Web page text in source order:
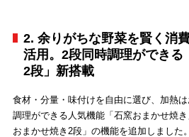
2. 余りがちな野菜を賢く消
活用。2段同時調理ができる
2段」新搭載
食材・分量・味付けを自由に選び、加熱
調理ができる人気機能「石窯おまかせ焼
おまかせ焼き2段」の機能を追加しました